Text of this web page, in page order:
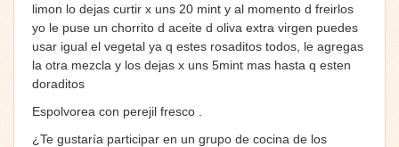
limon lo dejas curtir x uns 20 mint y al momento d freirlos
yo le puse un chorrito d aceite d oliva extra virgen puedes
usar igual el vegetal ya q estes rosaditos todos, le agregas
la otra mezcla y los dejas x uns 5mint mas hasta q esten
doraditos
Espolvorea con perejil fresco .
¿Te gustaría participar en un grupo de cocina de los